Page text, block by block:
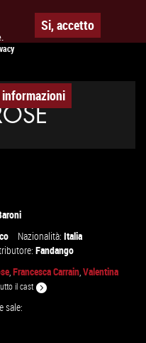
Si, accetto
Nazionalità:Italia
Fandango
,Francesca Carrain,Valentina
il cast
sale: